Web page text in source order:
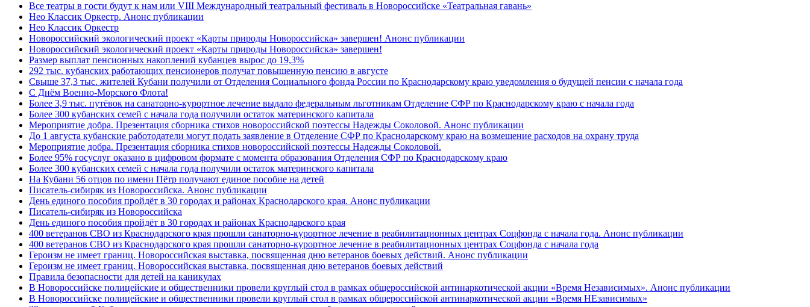
Все театры в гости будут к нам или VIII Международный театральный фестиваль в Новороссийске «Театральная гавань»
Нео Классик Оркестр. Анонс публикации
Нео Классик Оркестр
Новороссийский экологический проект «Карты природы Новороссийска» завершен! Анонс публикации
Новороссийский экологический проект «Карты природы Новороссийска» завершен!
Размер выплат пенсионных накоплений кубанцев вырос до 19,3%
292 тыс. кубанских работающих пенсионеров получат повышенную пенсию в августе
Свыше 37,3 тыс. жителей Кубани получили от Отделения Социального фонда России по Краснодарскому краю уведомления о будущей пенсии с начала года
C Днём Военно-Морского Флота!
Более 3,9 тыс. путёвок на санаторно-курортное лечение выдало федеральным льготникам Отделение СФР по Краснодарскому краю с начала года
Более 300 кубанских семей с начала года получили остаток материнского капитала
Мероприятие добра. Презентация сборника стихов новороссийской поэтессы Надежды Соколовой. Анонс публикации
До 1 августа кубанские работодатели могут подать заявление в Отделение СФР по Краснодарскому краю на возмещение расходов на охрану труда
Мероприятие добра. Презентация сборника стихов новороссийской поэтессы Надежды Соколовой.
Более 95% госуслуг оказано в цифровом формате с момента образования Отделения СФР по Краснодарскому краю
Более 300 кубанских семей с начала года получили остаток материнского капитала
На Кубани 56 отцов по имени Пётр получают единое пособие на детей
Писатель-сибиряк из Новороссийска. Анонс публикации
День единого пособия пройдёт в 30 городах и районах Краснодарского края. Анонс публикации
Писатель-сибиряк из Новороссийска
День единого пособия пройдёт в 30 городах и районах Краснодарского края
400 ветеранов СВО из Краснодарского края прошли санаторно-курортное лечение в реабилитационных центрах Соцфонда с начала года. Анонс публикации
400 ветеранов СВО из Краснодарского края прошли санаторно-курортное лечение в реабилитационных центрах Соцфонда с начала года
Героизм не имеет границ. Новороссийская выставка, посвященная дню ветеранов боевых действий. Анонс публикации
Героизм не имеет границ. Новороссийская выставка, посвященная дню ветеранов боевых действий
Правила безопасности для детей на каникулах
В Новороссийске полицейские и общественники провели круглый стол в рамках общероссийской антинаркотической акции «Время Независимых». Анонс публикации
В Новороссийске полицейские и общественники провели круглый стол в рамках общероссийской антинаркотической акции «Время НЕзависимых»